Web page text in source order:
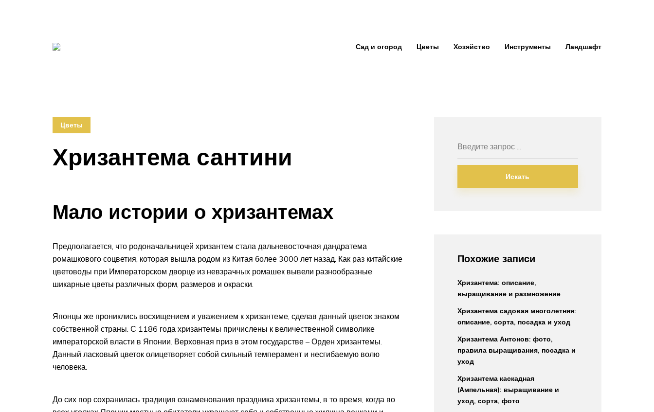
Сад и огород Цветы Хозяйство Инструменты Ландшафт
Цветы
Хризантема сантини
Мало истории о хризантемах
Предполагается, что родоначальницей хризантем стала дальневосточная дандратема
ромашкового соцветия, которая вышла родом из Китая более 3000 лет назад. Как раз китайские
цветоводы при Императорском дворце из невзрачных ромашек вывели разнообразные
шикарные цветы различных форм, размеров и окраски.
Японцы же прониклись восхищением и уважением к хризантеме, сделав данный цветок знаком
собственной страны. С 1186 года хризантемы причислены к величественной символике
императорской власти в Японии. Верховная приз в этом государстве – Орден хризантемы.
Данный ласковый цветок олицетворяет собой сильный темперамент и несгибаемую волю
человека.
До сих пор сохранилась традиция ознаменования праздника хризантемы, в то время, когда во
Искать
Похожие записи
Хризантема: описание,
выращивание и размножение
Хризантема садовая многолетняя:
описание, сорта, посадка и уход
Хризантема Антонов: фото,
правила выращивания, посадка и
уход
Хризантема каскадная
(Ампельная): выращивание и
уход, сорта, фото